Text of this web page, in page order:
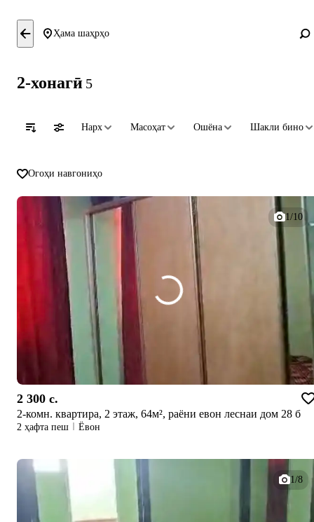
Ҳама шаҳрҳо
2-хонагӣ 5
Нарх Масоҳат Ошёна Шакли бино
Огоҳи навгониҳо
1/10
2 300 c.
2-комн. квартира, 2 этаж, 64м², раёни евон леснаи дом 28 б
2 ҳафта пеш Ёвон
1/8